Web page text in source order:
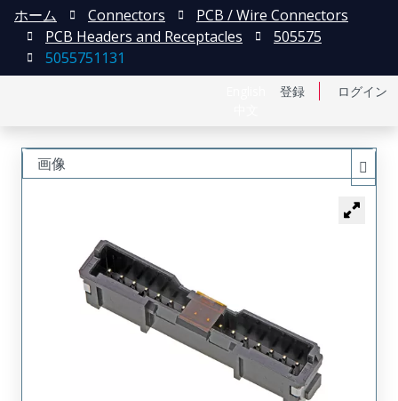
登録 ログイン
ホーム Connectors
PCB / Wire Connectors
PCB Headers and Receptacles
505575
5055751131
画像